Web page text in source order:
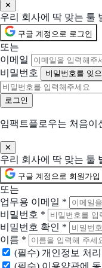
로보 현재 선택
청중을 사로잡는
에픽 현재 선택
가장 쉬운 문자,
B2B 라이브커머
선택한 업체들과 함께 비
모아폼
타입캐스트
다채로운 동영상
ATMS
✕
우리 회사에 딱 맞는 툴
구글 계정으로 로그인
또는
이메일
비밀번호
비밀번호를 잊
임팩트플로우는 처음이
✕
우리 회사에 딱 맞는 툴
구글 계정으로 회원가입
또는
업무용 이메일 *
비밀번호 *
비밀번호 확인 *
이름 *
(필수) 개인정보 처